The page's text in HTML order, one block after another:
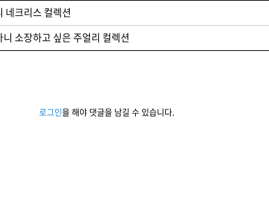
네크리스 컬렉션
니 소장하고 싶은 주얼리 컬렉션
로그인을 해야 댓글을 남길 수 있습니다.